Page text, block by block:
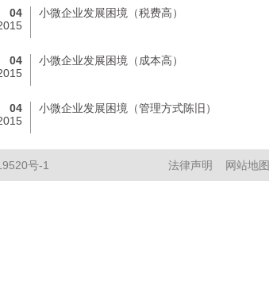
04
小微企业发展困境（税费高）
04
小微企业发展困境（成本高）
04
小微企业发展困境（管理方式陈旧）
号-1 法律声明 网站地图